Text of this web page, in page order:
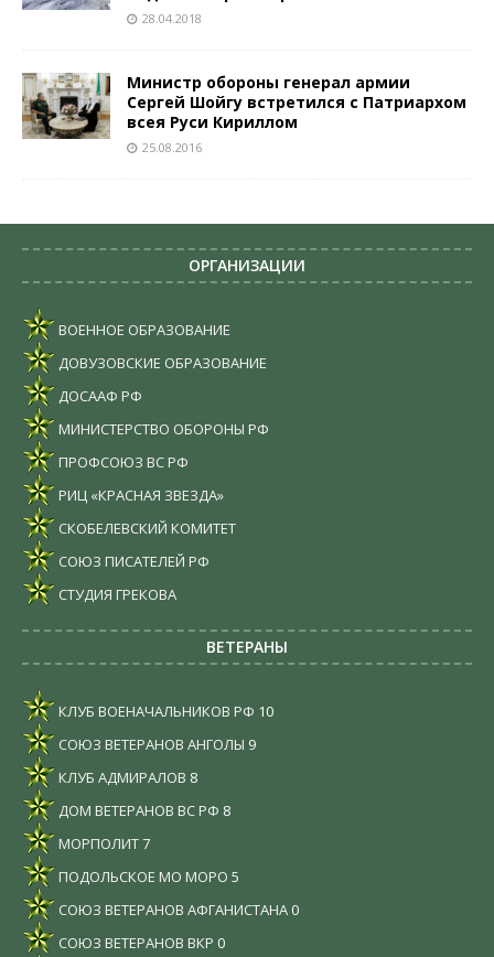
28.04.2018
Министр обороны генерал армии
Сергей Шойгу встретился с Патриархом
всея Руси Кириллом
25.08.2016
ОРГАНИЗАЦИИ
ВОЕННОЕ ОБРАЗОВАНИЕ
ДОВУЗОВСКИЕ ОБРАЗОВАНИЕ
ДОСААФ РФ
МИНИСТЕРСТВО ОБОРОНЫ РФ
ПРОФСОЮЗ ВС РФ
РИЦ «КРАСНАЯ ЗВЕЗДА»
СКОБЕЛЕВСКИЙ КОМИТЕТ
СОЮЗ ПИСАТЕЛЕЙ РФ
СТУДИЯ ГРЕКОВА
ВЕТЕРАНЫ
КЛУБ ВОЕНАЧАЛЬНИКОВ РФ 10
СОЮЗ ВЕТЕРАНОВ АНГОЛЫ 9
КЛУБ АДМИРАЛОВ 8
ДОМ ВЕТЕРАНОВ ВС РФ 8
МОРПОЛИТ7
ПОДОЛЬСКОЕ МО МОРО 5
СОЮЗ ВЕТЕРАНОВ АФГАНИСТАНА 0
СОЮЗ ВЕТЕРАНОВ ВКР 0